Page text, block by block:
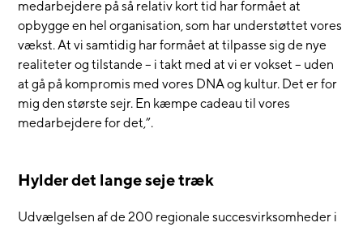
medarbejdere på så relativ kort tid har formået at
opbygge en hel organisation, som har understøttet vores
vækst. At vi samtidig har formået at tilpasse sig de nye
realiteter og tilstande – i takt med at vi er vokset – uden
at gå på kompromis med vores DNA og kultur. Det er for
mig den største sejr. En kæmpe cadeau til vores
medarbejdere for det,”.
Hylder det lange seje træk
Udvælgelsen af de 200 regionale succesvirksomheder i